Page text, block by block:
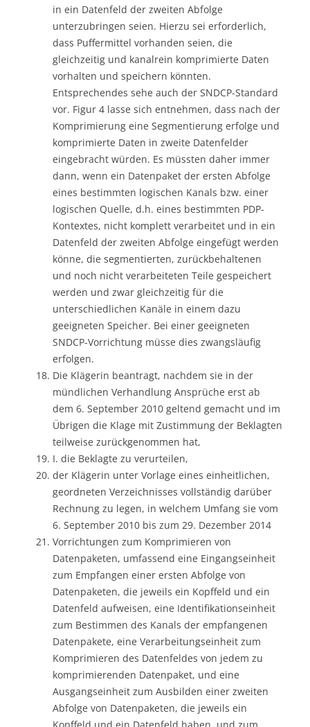
in ein Datenfeld der zweiten Abfolge
unterzubringen seien. Hierzu sei erforderlich,
dass Puffermittel vorhanden seien, die
gleichzeitig und kanalrein komprimierte Daten
vorhalten und speichern könnten.
Entsprechendes sehe auch der SNDCP-Standard
vor. Figur 4 lasse sich entnehmen, dass nach der
Komprimierung eine Segmentierung erfolge und
komprimierte Daten in zweite Datenfelder
eingebracht würden. Es müssten daher immer
dann, wenn ein Datenpaket der ersten Abfolge
eines bestimmten logischen Kanals bzw. einer
logischen Quelle, d.h. eines bestimmten PDP-
Kontextes, nicht komplett verarbeitet und in ein
Datenfeld der zweiten Abfolge eingefügt werden
könne, die segmentierten, zurückbehaltenen
und noch nicht verarbeiteten Teile gespeichert
werden und zwar gleichzeitig für die
unterschiedlichen Kanäle in einem dazu
geeigneten Speicher. Bei einer geeigneten
SNDCP-Vorrichtung müsse dies zwangsläufig
erfolgen.
Die Klägerin beantragt, nachdem sie in der
mündlichen Verhandlung Ansprüche erst ab
dem 6. September 2010 geltend gemacht und im
Übrigen die Klage mit Zustimmung der Beklagten
teilweise zurückgenommen hat,
I. die Beklagte zu verurteilen,
der Klägerin unter Vorlage eines einheitlichen,
geordneten Verzeichnisses vollständig darüber
Rechnung zu legen, in welchem Umfang sie vom
6. September 2010 bis zum 29. Dezember 2014
Vorrichtungen zum Komprimieren von
Datenpaketen, umfassend eine Eingangseinheit
zum Empfangen einer ersten Abfolge von
Datenpaketen, die jeweils ein Kopffeld und ein
Datenfeld aufweisen, eine Identifikationseinheit
zum Bestimmen des Kanals der empfangenen
Datenpakete, eine Verarbeitungseinheit zum
Komprimieren des Datenfeldes von jedem zu
komprimierenden Datenpaket, und eine
Ausgangseinheit zum Ausbilden einer zweiten
Abfolge von Datenpaketen, die jeweils ein
Kopffeld und ein Datenfeld haben, und zum